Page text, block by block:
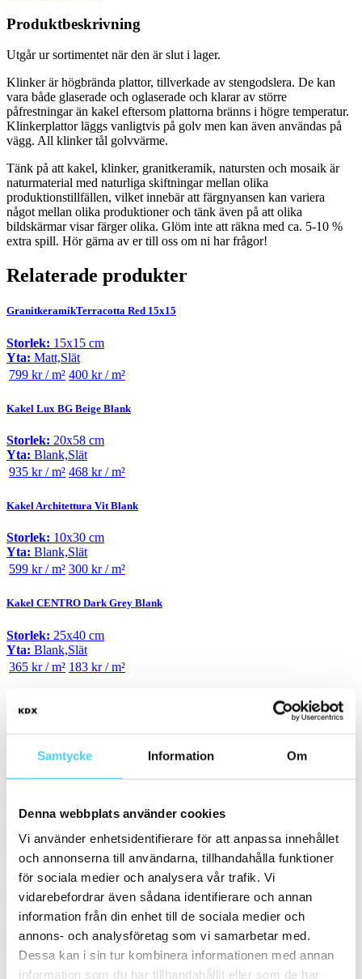
Samtycke Information Om
Denna webbplats använder cookies
Vi använder enhetsidentifierare för att anpassa innehållet
och annonserna till användarna, tillhandahålla funktioner
för sociala medier och analysera vår trafik. Vi
vidarebefordrar även sådana identifierare och annan
information från din enhet till de sociala medier och
annons- och analysföretag som vi samarbetar med.
Dessa kan i sin tur kombinera informationen med annan
information som du har tillhandahållit eller som de har
Produktbeskrivning
Utgår ur sortimentet när den är slut i lager.
Klinker är högbrända plattor, tillverkade av stengodslera. De kan
vara både glaserade och oglaserade och klarar av större
påfrestningar än kakel eftersom plattorna bränns i högre temperatur.
Klinkerplattor läggs vanligtvis på golv men kan även användas på
vägg. All klinker tål golvvärme.
Tänk på att kakel, klinker, granitkeramik, natursten och mosaik är
naturmaterial med naturliga skiftningar mellan olika
produktionstillfällen, vilket innebär att färgnyansen kan variera
något mellan olika produktioner och tänk även på att olika
bildskärmar visar färger olika. Glöm inte att räkna med ca. 5-10 %
extra spill. Hör gärna av er till oss om ni har frågor!
Relaterade produkter
GranitkeramikTerracotta Red 15x15
Storlek: 15x15 cm
Yta: Matt,Slät
799 kr / m² 400 kr / m²
Kakel Lux BG Beige Blank
Storlek: 20x58 cm
Yta: Blank,Slät
935 kr / m² 468 kr / m²
Kakel Architettura Vit Blank
Storlek: 10x30 cm
Yta: Blank,Slät
599 kr / m² 300 kr / m²
Kakel CENTRO Dark Grey Blank
Storlek: 25x40 cm
Yta: Blank,Slät
365 kr / m² 183 kr / m²
Storlek:25x40 cm
335 kr / m² 168 kr / m²
Yta: Blank,Slät
765 kr / m² 383 kr / m²
Kakel C1 Grå Blank Rakskuren
Yta:Blank,Slät
595 kr / m² 298 kr / m²